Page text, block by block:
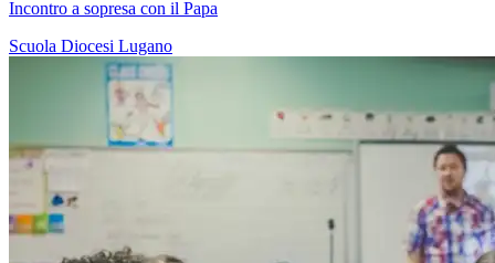
Incontro a sopresa con il Papa
Scuola Diocesi Lugano